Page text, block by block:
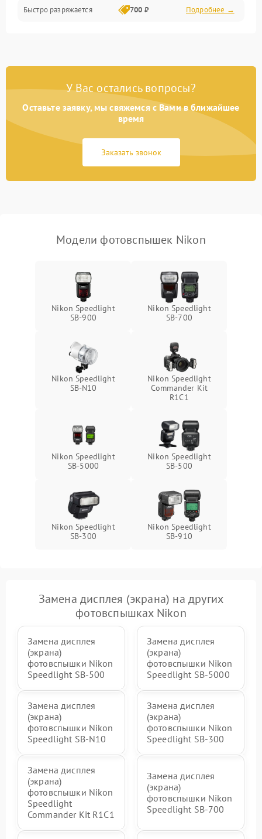
Быстро разряжается 700 ₽ Подробнее →
У Вас остались вопросы?
Оставьте заявку, мы свяжемся с Вами в ближайшее
время
Заказать звонок
Модели фотовспышек Nikon
Nikon Speedlight
SB-900
Nikon Speedlight
SB-700
Nikon Speedlight
SB-N10
Nikon Speedlight
Commander Kit
R1C1
Nikon Speedlight
SB-5000
Nikon Speedlight
SB-500
Nikon Speedlight
SB-300
Nikon Speedlight
SB-910
Замена дисплея (экрана) на других
фотовспышках Nikon
Замена дисплея
(экрана)
фотовспышки Nikon
Speedlight SB-500
Замена дисплея
(экрана)
фотовспышки Nikon
Speedlight SB-5000
Замена дисплея
(экрана)
фотовспышки Nikon
Speedlight SB-N10
Замена дисплея
(экрана)
фотовспышки Nikon
Speedlight SB-300
Замена дисплея
(экрана)
фотовспышки Nikon
Speedlight
Commander Kit R1C1
Замена дисплея
(экрана)
фотовспышки Nikon
Speedlight SB-700